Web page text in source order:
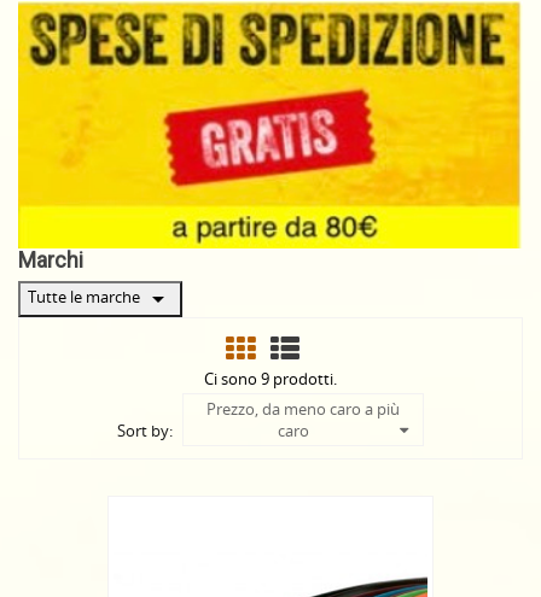
Marchi
Tutte le marche arrow_drop_down
Ci sono 9 prodotti.
Sort by:
Prezzo, da meno caro a più
caro